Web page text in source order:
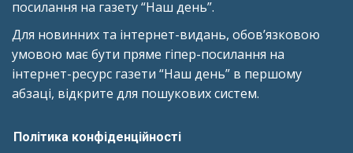
посилання на газету “Наш день”.
Для новинних та інтернет-видань, обов’язковою
умовою має бути пряме гіпер-посилання на
інтернет-ресурс газети “Наш день” в першому
абзаці, відкрите для пошукових систем.
Політика конфіденційності